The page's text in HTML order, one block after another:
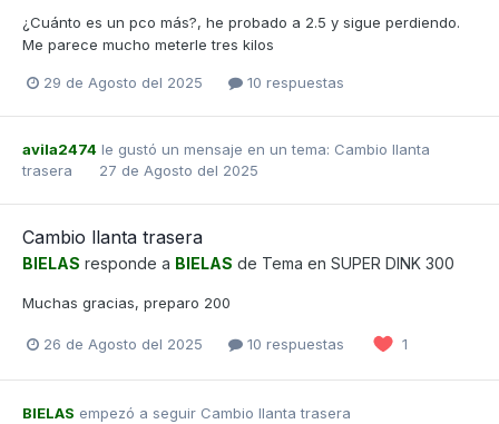
¿Cuánto es un pco más?, he probado a 2.5 y sigue perdiendo.
Me parece mucho meterle tres kilos
29 de Agosto del 2025 10 respuestas
avila2474 le gustó un mensaje en un tema: Cambio llanta
trasera
27 de Agosto del 2025
Cambio llanta trasera
BIELAS responde a BIELAS de Tema en SUPER DINK 300
Muchas gracias, preparo 200
26 de Agosto del 2025 10 respuestas 1
BIELAS empezó a seguir Cambio llanta trasera